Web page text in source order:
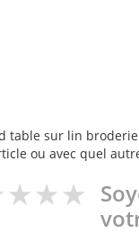
table sur lin
ou avec quel